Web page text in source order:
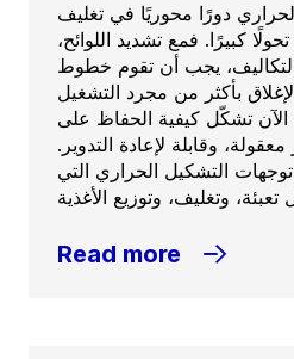
دورًا محوريًا في تغليف
كبيرًا. فمع تشديد اللوائح،
التكاليف، يجب أن تقوم خطوط
بأكثر من مجرد التشغيل
الآن تشكّل كيفية الحفاظ على
وقابلة لإعادة التدوير.
التشكيل الحراري التي
Read more